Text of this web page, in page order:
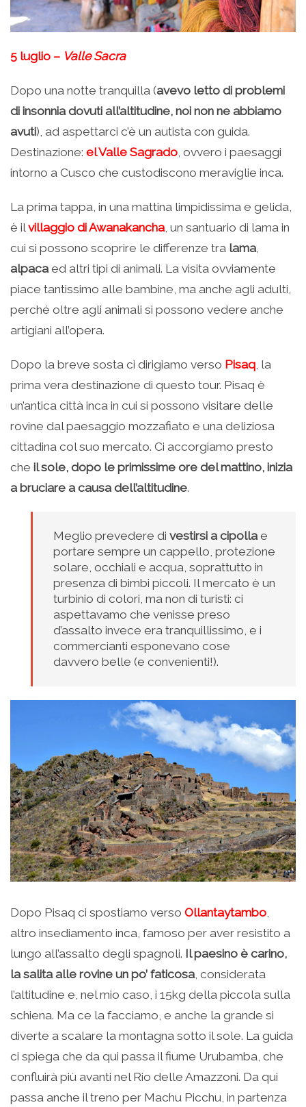
5 luglio – Valle Sacra
Dopo una notte tranquilla (avevo letto di problemi
di insonnia dovuti all’altitudine, noi non ne abbiamo
avuti), ad aspettarci c’è un autista con guida.
Destinazione: el Valle Sagrado , ovvero i paesaggi
intorno a Cusco che custodiscono meraviglie inca.
La prima tappa, in una mattina limpidissima e gelida,
è il villaggio di Awanakancha, un santuario di lama in
cui si possono scoprire le differenze tra lama,
alpacaed altri tipi di animali. La visita ovviamente
piace tantissimo alle bambine, ma anche agli adulti,
perché oltre agli animali si possono vedere anche
artigiani all’opera.
Dopo la breve sosta ci dirigiamo verso Pisaq , la
prima vera destinazione di questo tour. Pisaq è
un’antica città inca in cui si possono visitare delle
rovine dal paesaggio mozzafiato e una deliziosa
cittadina col suo mercato. Ci accorgiamo presto
che il sole, dopo le primissime ore del mattino, inizia
a bruciare a causa dell’altitudine.
Meglio prevedere di vestirsi a cipollae
portare sempre un cappello, protezione
solare, occhiali e acqua, soprattutto in
presenza di bimbi piccoli. Il mercato è un
turbinio di colori, ma non di turisti: ci
aspettavamo che venisse preso
d’assalto invece era tranquillissimo, e i
commercianti esponevano cose
davvero belle (e convenienti!).
Dopo Pisaq ci spostiamo verso Ollantaytambo
altro insediamento inca, famoso per aver resistito a
lungo all’assalto degli spagnoli. Il paesino è carino,
la salita alle rovine un po’ faticosa, considerata
l’altitudine e, nel mio caso, i 15kg della piccola sulla
schiena. Ma ce la facciamo, e anche la grande si
diverte a scalare la montagna sotto il sole. La guida
ci spiega che da qui passa il fiume Urubamba, che
confluirà più avanti nel Rio delle Amazzoni. Da qui
passa anche il treno per Machu Picchu, in partenza